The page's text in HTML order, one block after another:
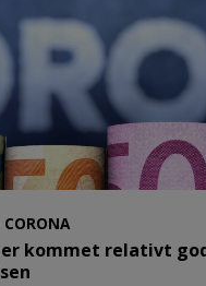
CORONA
er kommet relativt